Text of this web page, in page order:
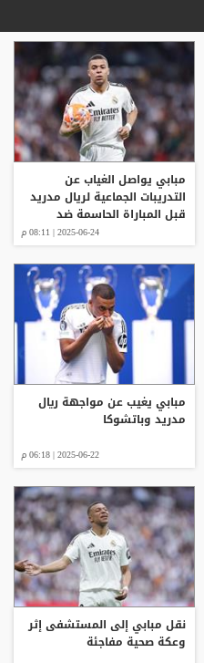
مبابي يواصل الغياب عن
التدريبات الجماعية لريال مدريد
قبل المباراة الحاسمة ضد
2025-06-24 | 08:11 م
مبابي يغيب عن مواجهة ريال
مدريد وباتشوكا
2025-06-22 | 06:18 م
نقل مبابي إلى المستشفى إثر
وعكة صحية مفاجئة